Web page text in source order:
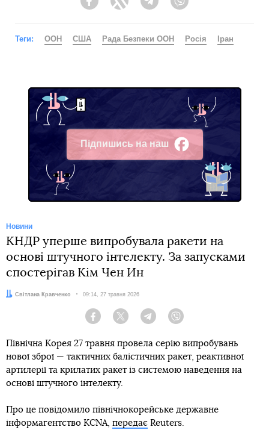
FacebookTwitter Telegram
Теги: ООН США Рада Безпеки ООН Росія Іран
Підпишись на наш
Facebook
Новини
КНДР уперше випробувала ракети на
основі штучного інтелекту. За запусками
спостерігав Кім Чен Ин
Автор:
Світлана Кравченко Дата:
09:14, 27 травня 2026
Facebook Twitter Telegram
Північна Корея 27 травня провела серію випробувань
нової зброї — тактичних балістичних ракет, реактивної
артилерії та крилатих ракет із системою наведення на
основі штучного інтелекту.
Про це повідомило північнокорейське державне
інформагентство KCNA, передає Reuters.